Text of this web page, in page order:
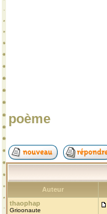
poème
Auteur
thaophap
Grioonaute